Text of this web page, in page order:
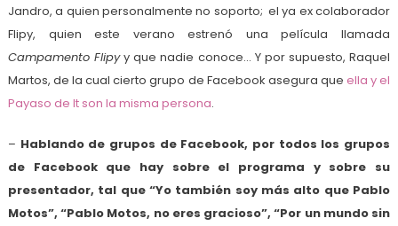
Jandro, a quien personalmente no soporto; el ya ex colaborador
Flipy, quien este verano estrenó una película llamada
Campamento Flipyy que nadie conoce… Y por supuesto, Raquel
Martos, de la cual cierto grupo de Facebook asegura que ella y el
Payaso de It son la misma persona.
– Hablando de grupos de Facebook, por todos los grupos
de Facebook que hay sobre el programa y sobre su
presentador, tal que “Yo también soy más alto que Pablo
Motos”, “Pablo Motos, no eres gracioso”, “Por un mundo sin